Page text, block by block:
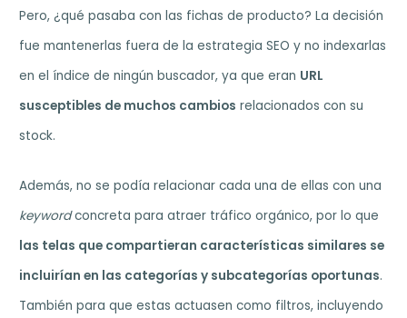
Pero, ¿qué pasaba con las fichas de producto? La decisión
fue mantenerlas fuera de la estrategia SEO y no indexarlas
en el índice de ningún buscador, ya que eran URL
susceptibles de muchos cambios relacionados con su
stock.
Además, no se podía relacionar cada una de ellas con una
keywordconcreta para atraer tráfico orgánico, por lo que
las telas que compartieran características similares se
incluirían en las categorías y subcategorías oportunas.
También para que estas actuasen como filtros, incluyendo